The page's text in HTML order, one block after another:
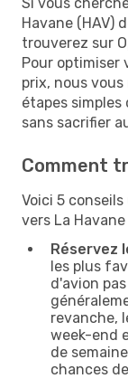
Havane (HAV)
trouverez sur
Pour optimiser
prix, nous
étapes
sans sacrifier
Comment
Voici 5
vers La Havane
Réservez
les plus
d'avion
revanche,
week-end
de
chances